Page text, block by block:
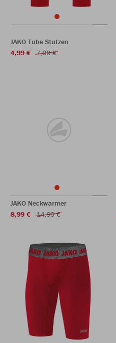
JAKO Tube Stutzen
4,99 €
7,99 €
JAKO Neckwarmer
8,99 €
14,99 €